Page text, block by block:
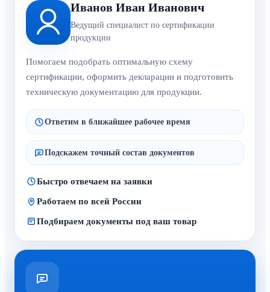
Иванов Иван Иванович
Ведущий специалист по сертификации
продукции
Помогаем подобрать оптимальную схему
сертификации, оформить декларации и подготовить
техническую документацию для продукции.
Ответим в ближайшее рабочее время
Подскажем точный состав документов
Быстро отвечаем на заявки
Работаем по всей России
Подбираем документы под ваш товар